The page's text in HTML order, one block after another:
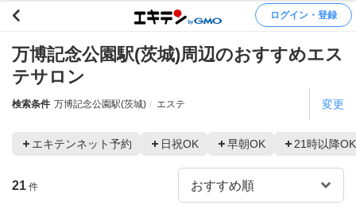
ログイン・登録
万博記念公園駅(茨城)周辺のおすすめエス
テサロン
検索条件 万博記念公園駅(茨城) エステ 変更
エキテンネット予約 日祝OK 早朝OK 21時以降OK
21 件